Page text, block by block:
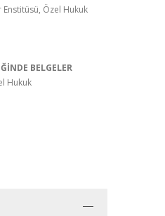
Enstitüsü, Özel Hukuk
BELGELER
Hukuk